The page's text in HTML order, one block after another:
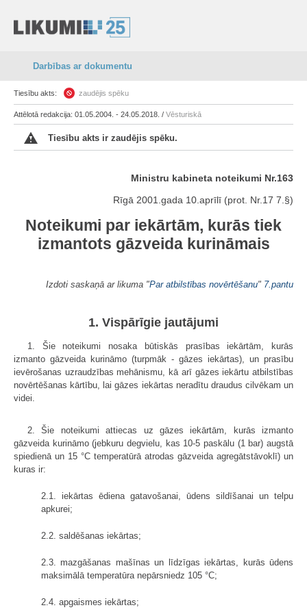
Darbības ar dokumentu
Tiesību akts: zaudējis spēku
Attēlotā redakcija: 01.05.2004. - 24.05.2018. / Vēsturiskā
Tiesību akts ir zaudējis spēku.
Ministru kabineta noteikumi Nr.163
Rīgā 2001.gada 10.aprīlī (prot. Nr.17 7.§)
Noteikumi par iekārtām, kurās tiek
izmantots gāzveida kurināmais
Izdoti saskaņā ar likuma "Par atbilstības novērtēšanu" 7.pantu
1. Vispārīgie jautājumi
1. Šie noteikumi nosaka būtiskās prasības iekārtām, kurās
izmanto gāzveida kurināmo (turpmāk - gāzes iekārtas), un prasību
ievērošanas uzraudzības mehānismu, kā arī gāzes iekārtu atbilstības
novērtēšanas kārtību, lai gāzes iekārtas neradītu draudus cilvēkam un
videi.
2. Šie noteikumi attiecas uz gāzes iekārtām, kurās izmanto
gāzveida kurināmo (jebkuru degvielu, kas 10-5 paskālu (1 bar) augstā
spiedienā un 15 °C temperatūrā atrodas gāzveida agregātstāvoklī) un
kuras ir:
2.1. iekārtas ēdiena gatavošanai, ūdens sildīšanai un telpu
apkurei;
2.2. saldēšanas iekārtas;
2.3. mazgāšanas mašīnas un līdzīgas iekārtas, kurās ūdens
maksimālā temperatūra nepārsniedz 105 °C;
2.4. apgaismes iekārtas;